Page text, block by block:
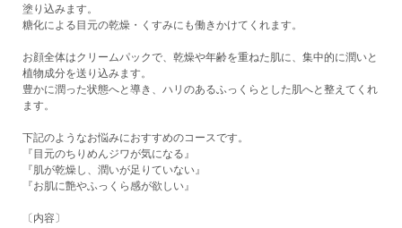
塗り込みます。
糖化による目元の乾燥・くすみにも働きかけてくれます。
お顔全体はクリームパックで、乾燥や年齢を重ねた肌に、集中的に潤いと
植物成分を送り込みます。
​豊かに潤った状態へと導き、ハリのあるふっくらとした肌へと整えてくれ
ます。
下記のようなお悩みにおすすめのコースです。
『目元のちりめんジワが気になる』
『肌が乾燥し、潤いが足りていない』
『お肌に艶やふっくら感が欲しい』
〔内容〕